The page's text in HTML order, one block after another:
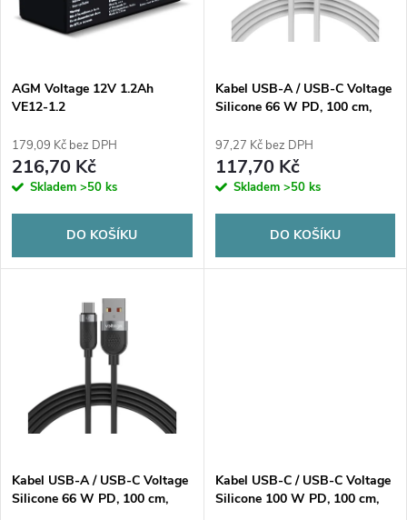
n
p
r
o
u
ů
i
s
p
r
o
d
ů
AGM Voltage 12V 1.2Ah
VE12-1.2
179,09 Kč bez DPH
216,70 Kč
Skladem >50 ks
DO KOŠÍKU
Kabel USB-A / USB-C Voltage
Silicone 66 W PD, 100 cm,
97,27 Kč bez DPH
117,70 Kč
Skladem >50 ks
DO KOŠÍKU
Kabel USB-A / USB-C Voltage
Silicone 66 W PD, 100 cm,
Kabel USB-C / USB-C Voltage
Silicone 100 W PD, 100 cm,